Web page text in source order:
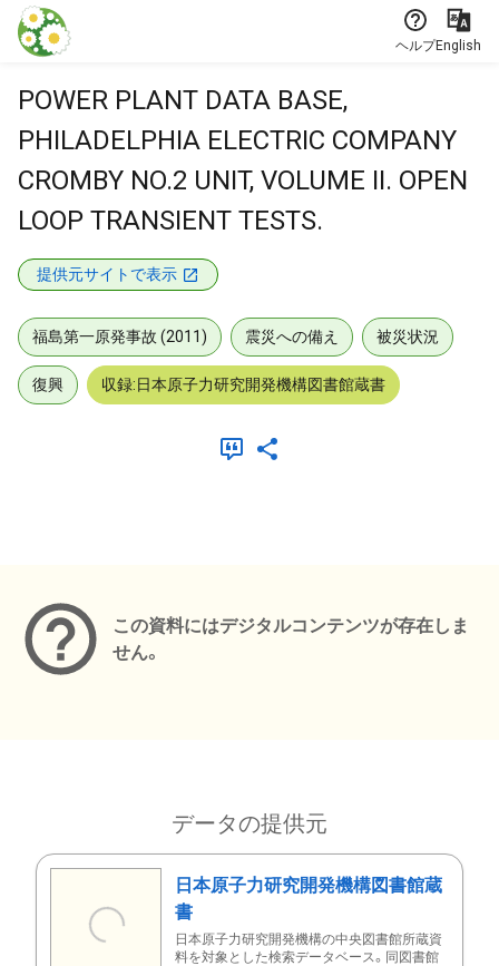
本文に飛ぶ
ヘルプEnglish
POWER PLANT DATA BASE,
PHILADELPHIA ELECTRIC COMPANY
CROMBY NO.2 UNIT, VOLUME II. OPEN
LOOP TRANSIENT TESTS.
提供元サイトで表示
福島第一原発事故 (2011) 震災への備え 被災状況
復興 収録:日本原子力研究開発機構図書館蔵書
この資料にはデジタルコンテンツが存在しま
せん。
データの提供元
日本原子力研究開発機構図書館蔵
書
日本原子力研究開発機構の中央図書館所蔵資
料を対象とした検索データベース。同図書館